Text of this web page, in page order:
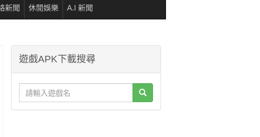
新聞 休閒娛樂 A.I 新聞
遊戲APK下載搜尋